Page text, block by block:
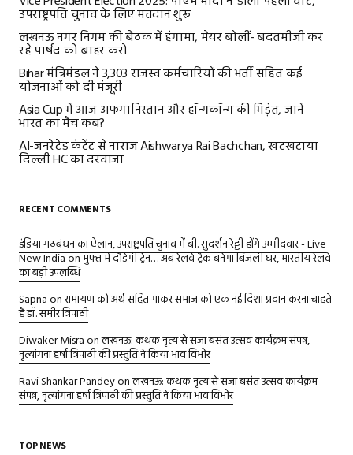
उपराष्ट्रपति चुनाव के लिए मतदान शुरू
लखनऊ नगर निगम की बैठक में हंगामा, मेयर बोलीं- बदतमीजी कर
रहे पार्षद को बाहर करो
Bihar मंत्रिमंडल ने 3,303 राजस्व कर्मचारियों की भर्ती सहित कई
योजनाओं को दी मंजूरी
Asia Cup में आज अफगानिस्तान और हॉन्गकॉन्ग की भिड़ंत, जानें
भारत का मैच कब?
AI-जनरेटेड कंटेंट से नाराज Aishwarya Rai Bachchan, खटखटाया
दिल्ली HC का दरवाजा
RECENT COMMENTS
इंडिया गठबंधन का ऐलान, उपराष्ट्रपति चुनाव में बी. सुदर्शन रेड्डी होंगे उम्मीदवार - Live
New Indiaonमुफ्त में दौड़ेगी ट्रेन… अब रेलवे ट्रैक बनेगा बिजली घर, भारतीय रेलवे
का बड़ी उपलब्धि
Sapnaonरामायण को अर्थ सहित गाकर समाज को एक नई दिशा प्रदान करना चाहते
हैं डॉ. समीर त्रिपाठी
Diwaker Misraonलखनऊ: कथक नृत्य से सजा बसंत उत्सव कार्यक्रम संपन्न,
नृत्यांगना हर्षा त्रिपाठी की प्रस्तुति ने किया भाव विभोर
Ravi Shankar Pandeyonलखनऊ: कथक नृत्य से सजा बसंत उत्सव कार्यक्रम
संपन्न, नृत्यांगना हर्षा त्रिपाठी की प्रस्तुति ने किया भाव विभोर
TOP NEWS